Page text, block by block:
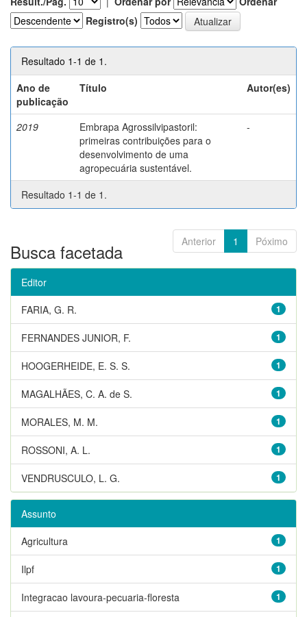
Registro(s)
Resultado 1-1 de 1.
Ano de
publicação
Título Autor(es)
2019
Embrapa Agrossilvipastoril:
primeiras contribuições para o
desenvolvimento de uma
agropecuária sustentável.
-
Resultado 1-1 de 1.
Anterior 1 Póximo
Busca facetada
Editor
1
FARIA, G. R.
1
FERNANDES JUNIOR, F.
1
HOOGERHEIDE, E. S. S.
1
MAGALHÃES, C. A. de S.
1
MORALES, M. M.
1
ROSSONI, A. L.
1
VENDRUSCULO, L. G.
Assunto
1
Agricultura
1
Ilpf
1
Integracao lavoura-pecuaria-floresta